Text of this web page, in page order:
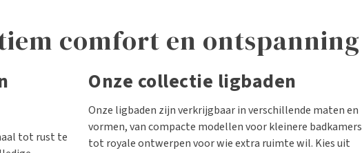
comfort en ontspanning
tot rust te
Onze collectie ligbaden
Onze ligbaden zijn verkrijgbaar in verschillende maten en
vormen, van compacte modellen voor kleinere badkamers
tot royale ontwerpen voor wie extra ruimte wil. Kies uit